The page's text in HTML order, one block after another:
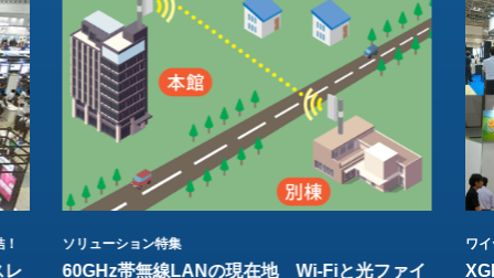
レ
ソリューション特集
60GHz帯無線LANの現在地 Wi-Fiと光ファイ
ワ